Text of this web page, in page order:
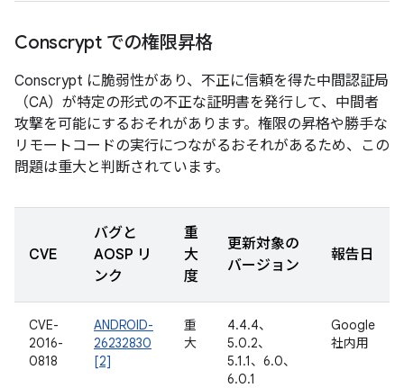
Conscrypt での権限昇格
Conscrypt に脆弱性があり、不正に信頼を得た中間認証局
（CA）が特定の形式の不正な証明書を発行して、中間者
攻撃を可能にするおそれがあります。権限の昇格や勝手な
リモートコードの実行につながるおそれがあるため、この
問題は重大と判断されています。
CVE
バグと
AOSP リ
ンク
重
大
度
更新対象の
バージョン
報告日
CVE-
2016-
0818
ANDROID-
26232830
[2]
重
大
4.4.4、
5.0.2、
5.1.1、6.0、
6.0.1
Google
社内用